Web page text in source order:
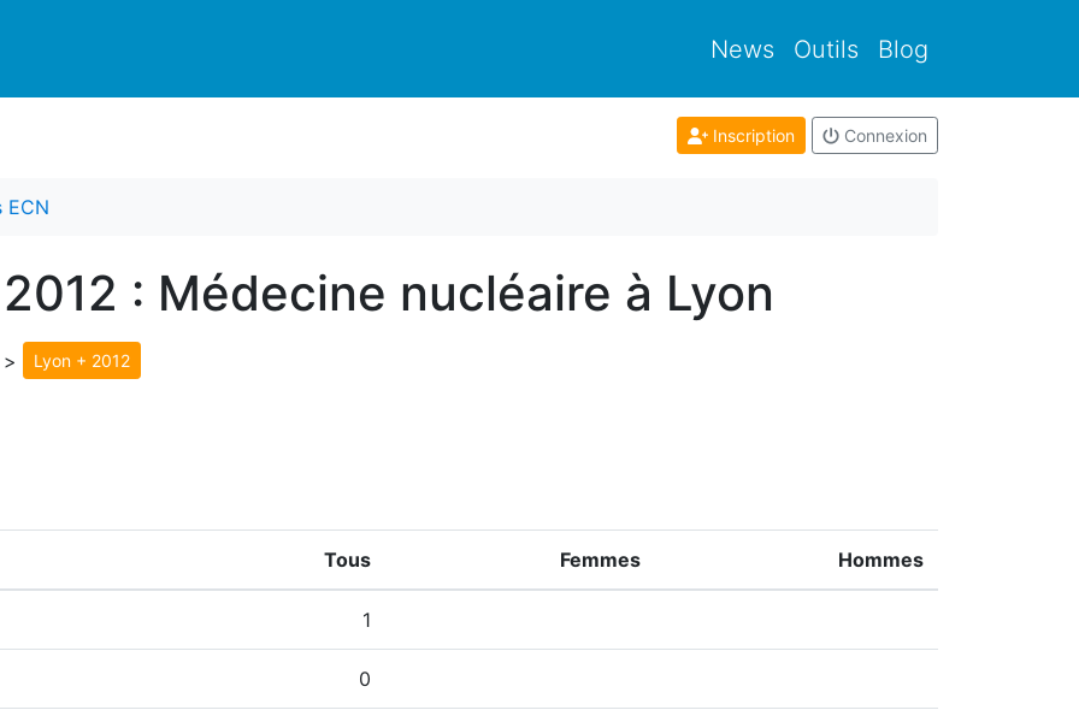
News Outils Blog
Inscription Connexion
ECN
: Médecine nucléaire à Lyon
Lyon + 2012
Tous Femmes Hommes
1
0